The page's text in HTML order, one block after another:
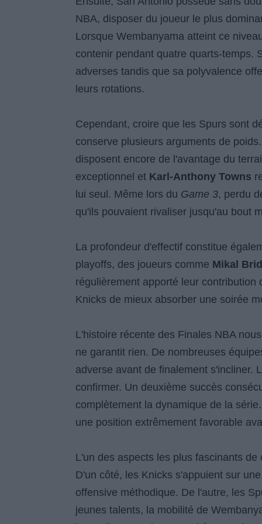
NBA, disposer du joueur le plus
Lorsque Wembanyama atteint ce
contenir pendant quatre quarts-temps.
adverses tandis que sa polyvalence
leurs rotations.
Cependant, croire que les Spurs sont
conserve plusieurs arguments de
disposent encore de l'avantage du
exceptionnel et Karl-Anthony Towns
lui seul. Même lors du Game 3, perdu
qu'ils pouvaient rivaliser jusqu'au bout
La profondeur d'effectif constitue
playoffs, des joueurs comme Mikal
régulièrement apporté leur
Knicks de mieux absorber une soirée
L'histoire récente des Finales NBA
ne garantit rien. De nombreuses
adverse avant de finalement s'incliner.
confirmer. Un deuxième succès
complètement la dynamique de la
une position extrêmement favorable
L'un des aspects les plus fascinants
D'un côté, les Knicks s'appuient sur
offensive méthodique. De l'autre, les
jeunes talents, la mobilité de